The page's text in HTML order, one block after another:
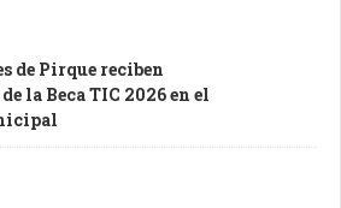
de Pirque reciben
la Beca TIC 2026 en el